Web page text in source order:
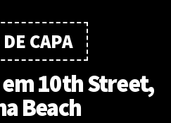
CAPA
10th Street,
Beach